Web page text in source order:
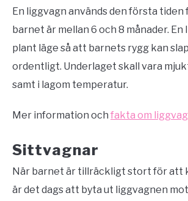
En liggvagn används den första tiden
barnet är mellan 6 och 8 månader.
plant läge så att barnets rygg kan
ordentligt. Underlaget skall vara
samt i lagom temperatur.
Mer information och fakta om
Sittvagnar
När barnet är tillräckligt stort för att
är det dags att byta ut liggvagnen